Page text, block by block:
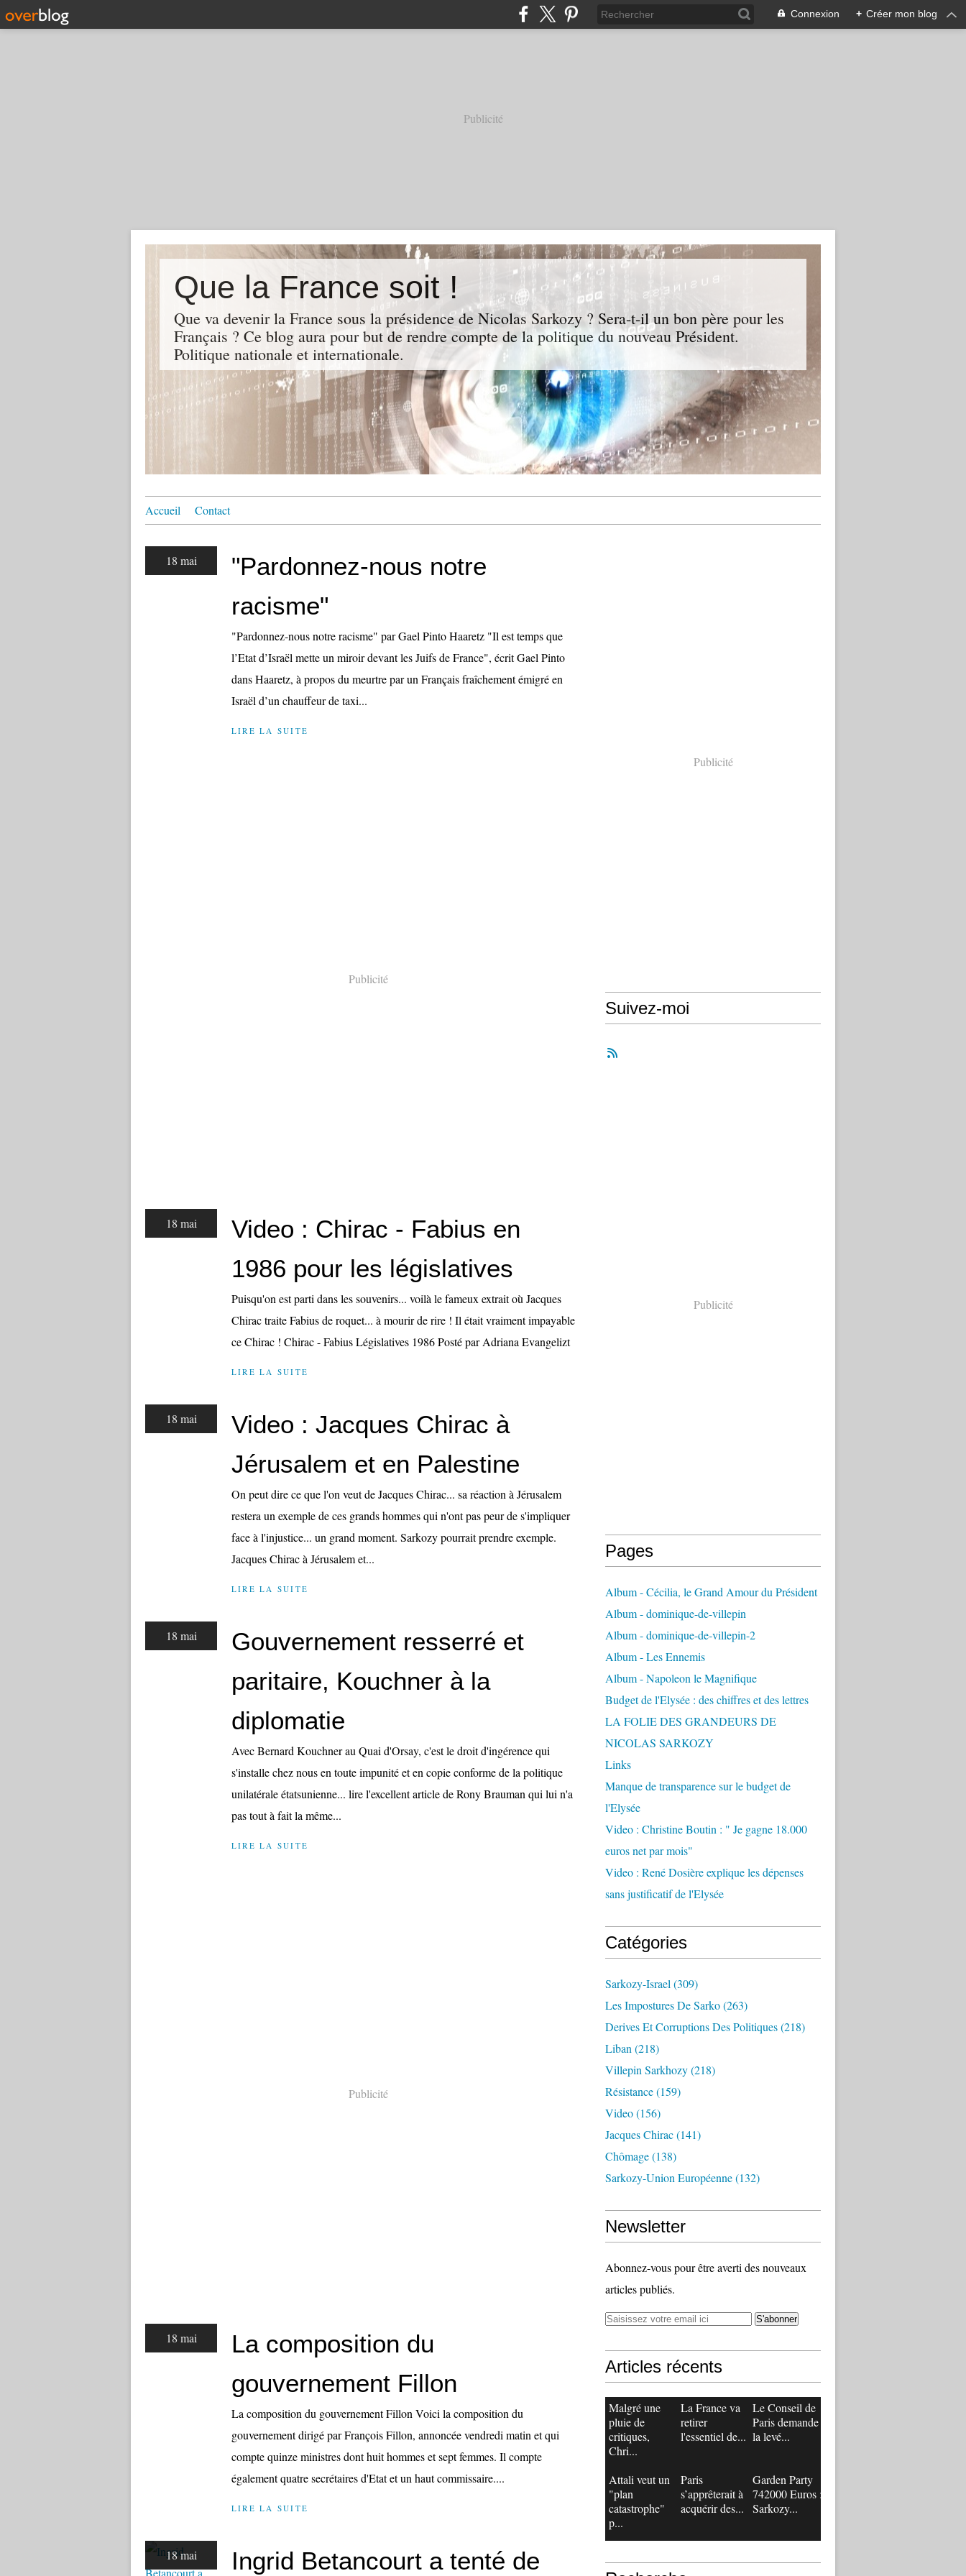
Connexion + Créer mon blog
Publicité
Que la France soit !
Que va devenir la France sous la présidence de Nicolas Sarkozy ? Sera-t-il un bon père pour les
Français ? Ce blog aura pour but de rendre compte de la politique du nouveau Président.
Politique nationale et internationale.
Accueil Contact
18 mai
"Pardonnez-nous notre
racisme"
"Pardonnez-nous notre racisme" par Gael Pinto Haaretz "Il est temps que
l’Etat d’Israël mette un miroir devant les Juifs de France", écrit Gael Pinto
dans Haaretz, à propos du meurtre par un Français fraîchement émigré en
Israël d’un chauffeur de taxi...
LIRE LA SUITE
Publicité
18 mai
Video : Chirac - Fabius en
1986 pour les législatives
Puisqu'on est parti dans les souvenirs... voilà le fameux extrait où Jacques
Chirac traite Fabius de roquet... à mourir de rire ! Il était vraiment impayable
ce Chirac ! Chirac - Fabius Législatives 1986 Posté par Adriana Evangelizt
LIRE LA SUITE
18 mai
Video : Jacques Chirac à
Jérusalem et en Palestine
On peut dire ce que l'on veut de Jacques Chirac... sa réaction à Jérusalem
restera un exemple de ces grands hommes qui n'ont pas peur de s'impliquer
face à l'injustice... un grand moment. Sarkozy pourrait prendre exemple.
Jacques Chirac à Jérusalem et...
LIRE LA SUITE
18 mai
Gouvernement resserré et
paritaire, Kouchner à la
diplomatie
Avec Bernard Kouchner au Quai d'Orsay, c'est le droit d'ingérence qui
s'installe chez nous en toute impunité et en copie conforme de la politique
unilatérale étatsunienne... lire l'excellent article de Rony Brauman qui lui n'a
pas tout à fait la même...
LIRE LA SUITE
Publicité
18 mai
La composition du
gouvernement Fillon
La composition du gouvernement Fillon Voici la composition du
gouvernement dirigé par François Fillon, annoncée vendredi matin et qui
compte quinze ministres dont huit hommes et sept femmes. Il compte
également quatre secrétaires d'Etat et un haut commissaire....
LIRE LA SUITE
18 mai Ingrid Betancourt a tenté de
Publicité
Suivez-moi
Publicité
Pages
Album - Cécilia, le Grand Amour du Président
Album - dominique-de-villepin
Album - dominique-de-villepin-2
Album - Les Ennemis
Album - Napoleon le Magnifique
Budget de l'Elysée : des chiffres et des lettres
LA FOLIE DES GRANDEURS DE
NICOLAS SARKOZY
Links
Manque de transparence sur le budget de
l'Elysée
Video : Christine Boutin : " Je gagne 18.000
euros net par mois"
Video : René Dosière explique les dépenses
sans justificatif de l'Elysée
Catégories
Sarkozy-Israel (309)
Les Impostures De Sarko(263)
Derives Et Corruptions Des Politiques(218)
Liban (218)
Villepin Sarkhozy(218)
Résistance(159)
Video(156)
Jacques Chirac(141)
Chômage(138)
Sarkozy-Union Européenne(132)
Newsletter
Abonnez-vous pour être averti des nouveaux
articles publiés.
Articles récents
Malgré une
pluie de
critiques,
Chri...
La France va
retirer
l'essentiel de...
Le Conseil de
Paris demande
la levé...
Attali veut un
"plan
catastrophe"
p...
Paris
s’apprêterait à
acquérir des...
Garden Party
742000 Euros :
Sarkozy...